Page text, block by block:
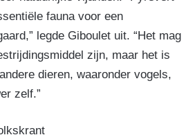
fauna voor een
legde Giboulet uit. “Het mag
zijn, maar het is
dieren, waaronder vogels,
zelf.”